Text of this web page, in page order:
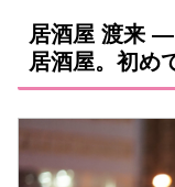
居酒屋 渡来
居酒屋。初め